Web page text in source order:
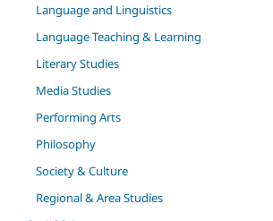
Language and Linguistics
Language Teaching & Learning
Literary Studies
Media Studies
Performing Arts
Philosophy
Society & Culture
Regional & Area Studies